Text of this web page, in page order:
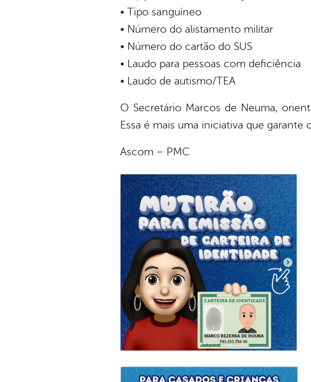
• Tipo sanguíneo
• Número do alistamento militar
• Número do cartão do SUS
• Laudo para pessoas com deficiência
• Laudo de autismo/TEA
O Secretário Marcos de Neuma,
Essa é mais uma iniciativa que
Ascom – PMC